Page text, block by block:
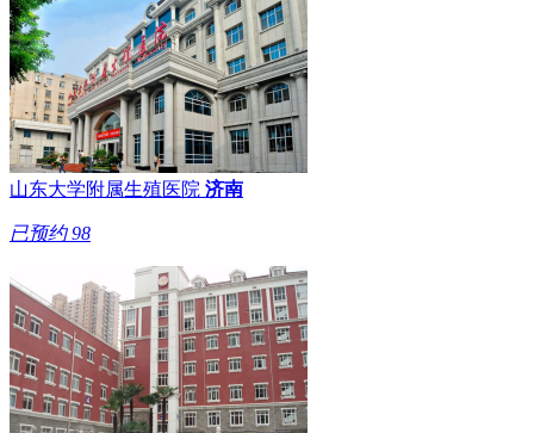
山东大学附属生殖医院 济南
已预约 98